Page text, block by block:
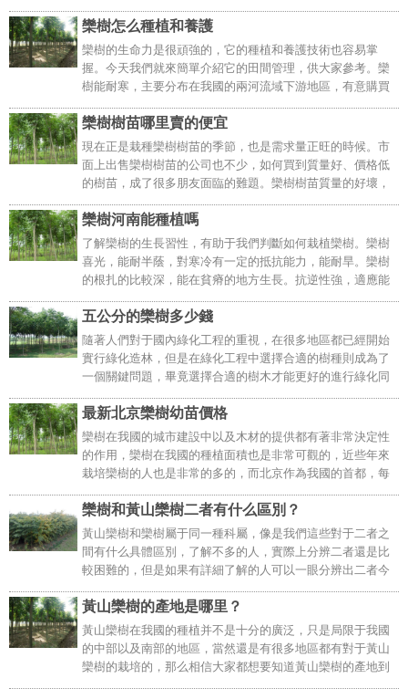
以在不同的綠化景觀中進行實際的選擇與培育，是一種十分
好養殖以及在后期的管理中也不需要大家多加費心..
欒樹怎么種植和養護
欒樹的生命力是很頑強的，它的種植和養護技術也容易掌
握。今天我們就來簡單介紹它的田間管理，供大家參考。欒
樹能耐寒，主要分布在我國的兩河流域下游地區，有意購買
欒樹樹苗的朋友可以關注一下。..
欒樹樹苗哪里賣的便宜
現在正是栽種欒樹樹苗的季節，也是需求量正旺的時候。市
面上出售欒樹樹苗的公司也不少，如何買到質量好、價格低
的樹苗，成了很多朋友面臨的難題。欒樹樹苗質量的好壞，
直接影響到樹苗后期的長勢，也決定了最后出來的園林效
果。有不少朋友在購買樹苗的過程中，遭遇了樹形不標準、
地徑尺寸不符合、土球破碎、存活率低等問題，在這里給大
家推薦河北百盛苗木，出售的欒樹樹苗質量好，價格也便
宜。..
欒樹河南能種植嗎
了解欒樹的生長習性，有助于我們判斷如何栽植欒樹。欒樹
喜光，能耐半蔭，對寒冷有一定的抵抗能力，能耐旱。欒樹
的根扎的比較深，能在貧瘠的地方生長。抗逆性強，適應能
力強，可以在鹽堿地中生長。它能耐短期的水澇，但是不能
長期處于積水環境當中。欒樹的生長速度適中，幼樹時期長
速比較緩慢，生長后期速度會加快。欒樹可以在河南地區種
植，尤其是許昌、鄢陵等地區，都栽培有大面積的欒樹。..
五公分的欒樹多少錢
隨著人們對于國內綠化工程的重視，在很多地區都已經開始
實行綠化造林，但是在綠化工程中選擇合適的樹種則成為了
一個關鍵問題，畢竟選擇合適的樹木才能更好的進行綠化同
時也可以起到很好的美化作用，因此欒樹則成為很多地區首
選綠化樹種，下面小編就給大家詳細介紹一下五公分的欒樹
多少錢？..
最新北京欒樹幼苗價格
欒樹在我國的城市建設中以及木材的提供都有著非常決定性
的作用，欒樹在我國的種植面積也是非常可觀的，近些年來
栽培欒樹的人也是非常的多的，而北京作為我國的首都，每
年需要的欒樹小苗的價格也是非常的多的，再加上北京的物
價可能會更貴一些。所以欒樹小苗的價格也會受..
欒樹和黃山欒樹二者有什么區別？
黃山欒樹和欒樹屬于同一種科屬，像是我們這些對于二者之
間有什么具體區別，了解不多的人，實際上分辨二者還是比
較困難的，但是如果有詳細了解的人可以一眼分辨出二者今
天這篇文章就簡單的為大家介紹一下黃山欒樹和欒樹有著哪
些的區別？
..
黃山欒樹的產地是哪里？
黃山欒樹在我國的種植并不是十分的廣泛，只是局限于我國
的中部以及南部的地區，當然還是有很多地區都有對于黃山
欒樹的栽培的，那么相信大家都想要知道黃山欒樹的產地到
底是哪里？這篇文章就為大家簡單的介紹一下。首先要給大